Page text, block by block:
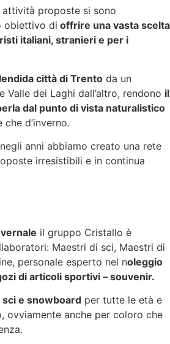
proposte si sono
obiettivo di offrire una vasta scelta
italiani, stranieri e per i
città di Trento da un
Valle dei Laghi dall’altro, rendono il
dal punto di vista naturalistico
che d’inverno.
anni abbiamo creato una rete
irresistibili e in continua
il gruppo Cristallo è
Maestri di sci, Maestri di
personale esperto nel noleggio
di articoli sportivi – souvenir.
e snowboard per tutte le età e
ovviamente anche per coloro che